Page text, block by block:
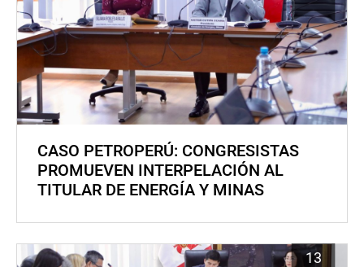
CASO PETROPERÚ: CONGRESISTAS
PROMUEVEN INTERPELACIÓN AL
TITULAR DE ENERGÍA Y MINAS
13